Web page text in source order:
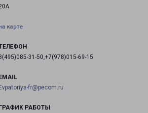
карте
31-50,+7(978)015-69-15
EMAIL
Evpatoriya-fr@pecom.ru
ГРАФИК РАБОТЫ